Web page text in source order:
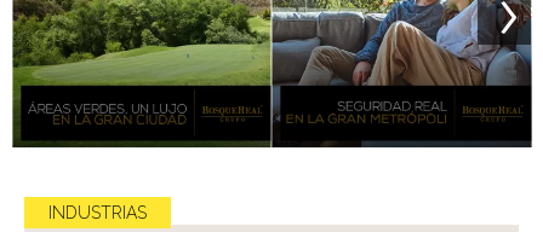
INDUSTRIAS